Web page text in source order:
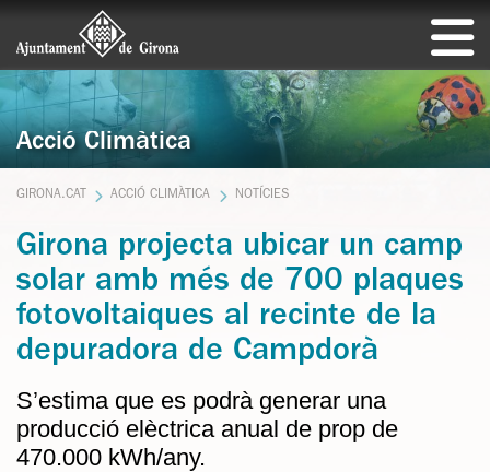
Acció Climàtica
GIRONA.CAT ACCIÓ CLIMÀTICA NOTÍCIES
Girona projecta ubicar un camp
solar amb més de 700 plaques
fotovoltaiques al recinte de la
depuradora de Campdorà
S’estima que es podrà generar una
producció elèctrica anual de prop de
470.000 kWh/any.